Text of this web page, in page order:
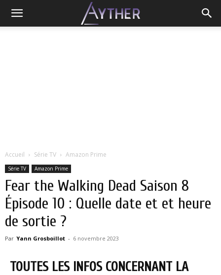
Accueil Série TV Amazon Prime
Série TV Amazon Prime
Fear the Walking Dead Saison 8
Épisode 10 : Quelle date et et heure
de sortie ?
Par Yann Grosboillot - 6 novembre 2023
TOUTES LES INFOS CONCERNANT LA